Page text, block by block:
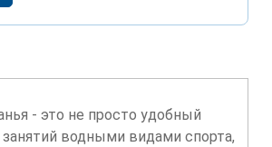
- это не просто удобный
занятий водными видами спорта,